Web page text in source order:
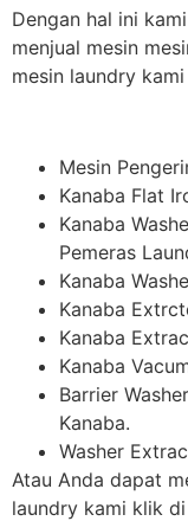
Dengan hal ini
menjual mesin
mesin laundry
Mesin
Kanaba Flat
Kanaba
Pemeras
Kanaba
Kanaba
Kanaba
Kanaba
Barrier
Kanaba.
Washer
Atau Anda dapat
laundry kami klik di